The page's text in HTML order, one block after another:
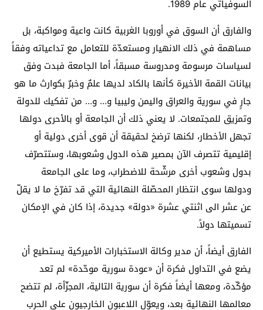
السوفياتي عام 1989.
والفارق أن السوق في أوروبا الغربية كانت واعية ومواكبة، بل
مساهمة في ذلك الانهيار ومستعدّة للتعامل مع تداعياته وفقاً
لسياسات مرسومة ومدروسة مسبقاً، أما الجامعة فبدت وفق
بيانات القمة الأخيرة كأنها بالكاد لديها علمٌ وخبرٌ بكوارث ما هو
جارٍ في سورية والعراق واليمن وليبيا و… و… من تفكيك للدولة
وتمزيق للمجتمعات. لا يعني ذلك أن الجامعة أو بالأحرى دولها
تجهل الأخطار، لكنها ترضخ لحقيقة أن قوى أخرى دولية أو
إقليمية تتصرف الآن بمصير هذه الدول وشعوبها، وستتصرّف
بدول وشعوب أخرى مرشّحة للاضطراب، وما على الجامعة
ودولها سوى انتظار المحصّلة النهائية التي قد تفرّخ ما لا يقلّ
عن عشر الى اثنتي عشرة «دولة» جديدة، إذا كان في الإمكان
تسميتها دولاً.
الفارق أيضاً، أن مدير وكالة الاستخبارات الأميركية يستطيع أن
يضع في التداول فكرة أن «عودة سورية موحّدة» لم تعد
مؤكّدة، ومعها أيضاً فكرة أن سورية التالية، المجزّأة، لم تتضح
معالمها النهائية بعد، ويعوّل اللاعبون الخارجيون على الحرب